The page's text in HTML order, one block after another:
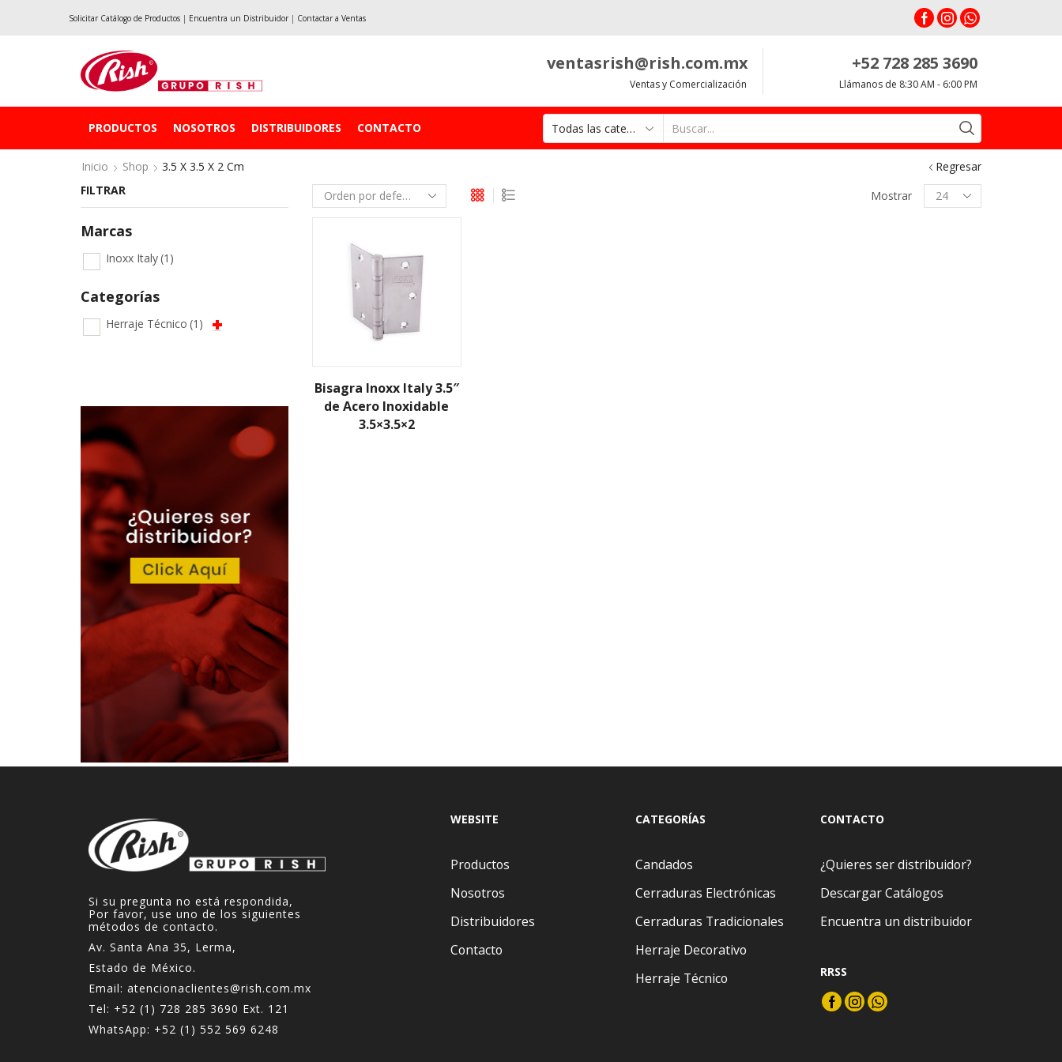
Solicitar Catálogo de Productos | Encuentra un Distribuidor | Contactar a Ventas
ventasrish@rish.com.mx
Ventas y Comercialización
+52 728 285 3690
Llámanos de 8:30 AM - 6:00 PM
PRODUCTOS NOSOTROS DISTRIBUIDORES CONTACTO
input
Inicio
Shop 3.5 X 3.5 X 2 Cm
Regresar
Mostrar
Productos
per
Bisagra Inoxx Italy 3.5″
de Acero Inoxidable
3.5×3.5×2
FILTRAR
Marcas
Inoxx Italy(1)
Categorías
Herraje Técnico (1)
Si su pregunta no está respondida,
Por favor, use uno de los siguientes
métodos de contacto.
Av. Santa Ana 35, Lerma,
Estado de México.
Email: atencionaclientes@rish.com.mx
Tel: +52 (1) 728 285 3690 Ext. 121
WhatsApp: +52 (1) 552 569 6248
WEBSITE
Productos
Nosotros
Distribuidores
Contacto
CATEGORÍAS
Candados
Cerraduras Electrónicas
Cerraduras Tradicionales
Herraje Decorativo
Herraje Técnico
CONTACTO
¿Quieres ser distribuidor?
Descargar Catálogos
Encuentra un distribuidor
RRSS